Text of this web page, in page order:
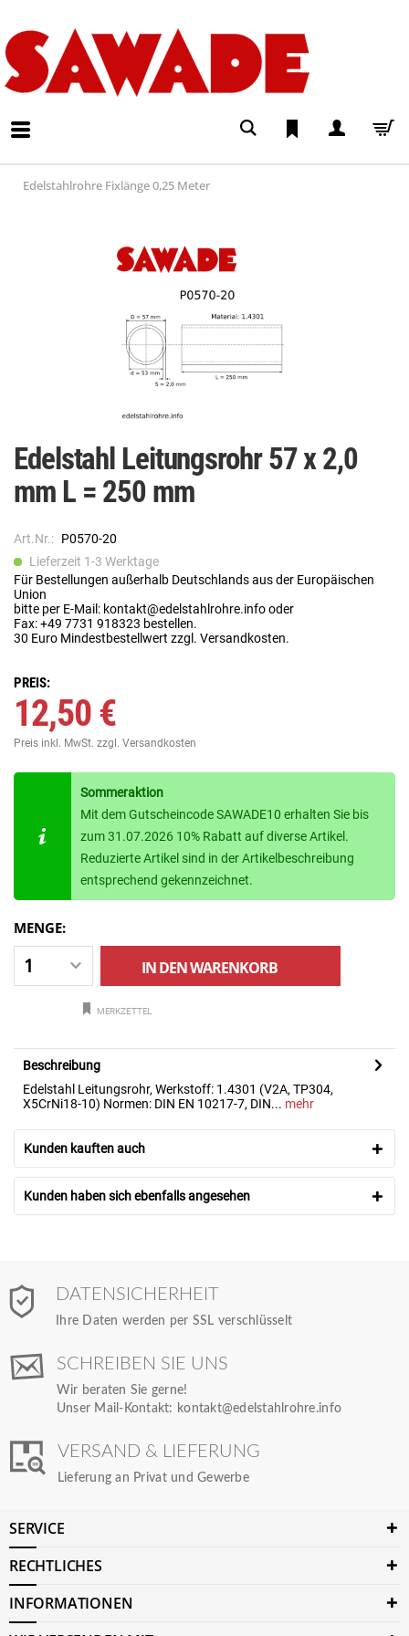
Edelstahlrohre Fixlänge 0,25 Meter
Edelstahl Leitungsrohr 57 x 2,0
mm L = 250 mm
Art.Nr.: P0570-20
Lieferzeit 1-3 Werktage
Für Bestellungen außerhalb Deutschlands aus der Europäischen
Union
bitte per E-Mail: kontakt@edelstahlrohre.info oder
Fax: +49 7731 918323 bestellen.
30 Euro Mindestbestellwert zzgl. Versandkosten.
PREIS:
12,50 €
Preis inkl. MwSt. zzgl. Versandkosten
Sommeraktion
Mit dem Gutscheincode SAWADE10 erhalten Sie bis
zum 31.07.2026 10% Rabatt auf diverse Artikel.
Reduzierte Artikel sind in der Artikelbeschreibung
entsprechend gekennzeichnet.
MENGE:
IN DENWARENKORB
MERKZETTEL
Beschreibung
Edelstahl Leitungsrohr, Werkstoff: 1.4301 (V2A, TP304,
X5CrNi18-10) Normen: DIN EN 10217-7, DIN... mehr
Kunden kauften auch
Kunden haben sich ebenfalls angesehen
DATENSICHERHEIT
Ihre Daten werden per SSL verschlüsselt
SCHREIBEN SIE UNS
Wir beraten Sie gerne!
Unser Mail-Kontakt: kontakt@edelstahlrohre.info
VERSAND & LIEFERUNG
Lieferung an Privat und Gewerbe
SERVICE
RECHTLICHES
INFORMATIONEN